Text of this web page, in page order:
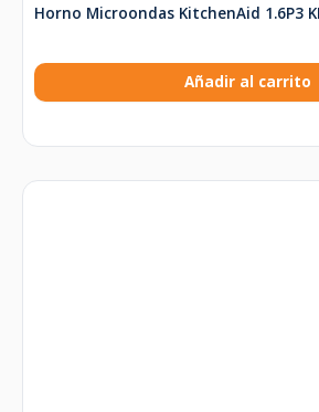
Horno Microondas KitchenAid 1.6P3
Añadir al carrito